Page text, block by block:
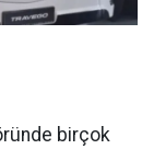
birçok